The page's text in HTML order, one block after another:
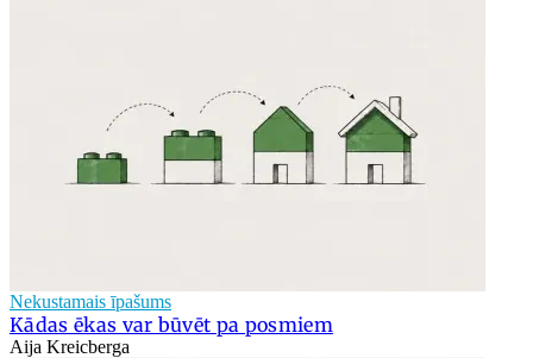
Nekustamais īpašums
Kādas ēkas var būvēt pa posmiem
Aija Kreicberga